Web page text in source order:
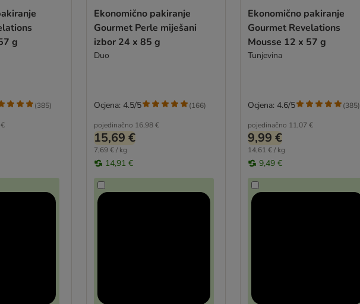
g
(385)
Ekonomično pakiranje
Gourmet Perle miješani
izbor 24 x 85 g
Duo
pojedinačno 16,98 €
15,69 €
7,69 € / kg
14,91 €
Ocjena: 4.5/5 (166)
Ekonomično pakiranje
Gourmet Revelations
Mousse 12 x 57 g
Tunjevina
pojedinačno 11,07 €
9,99 €
14,61 € / kg
9,49 €
Ocjena: 4.6/5 (385)